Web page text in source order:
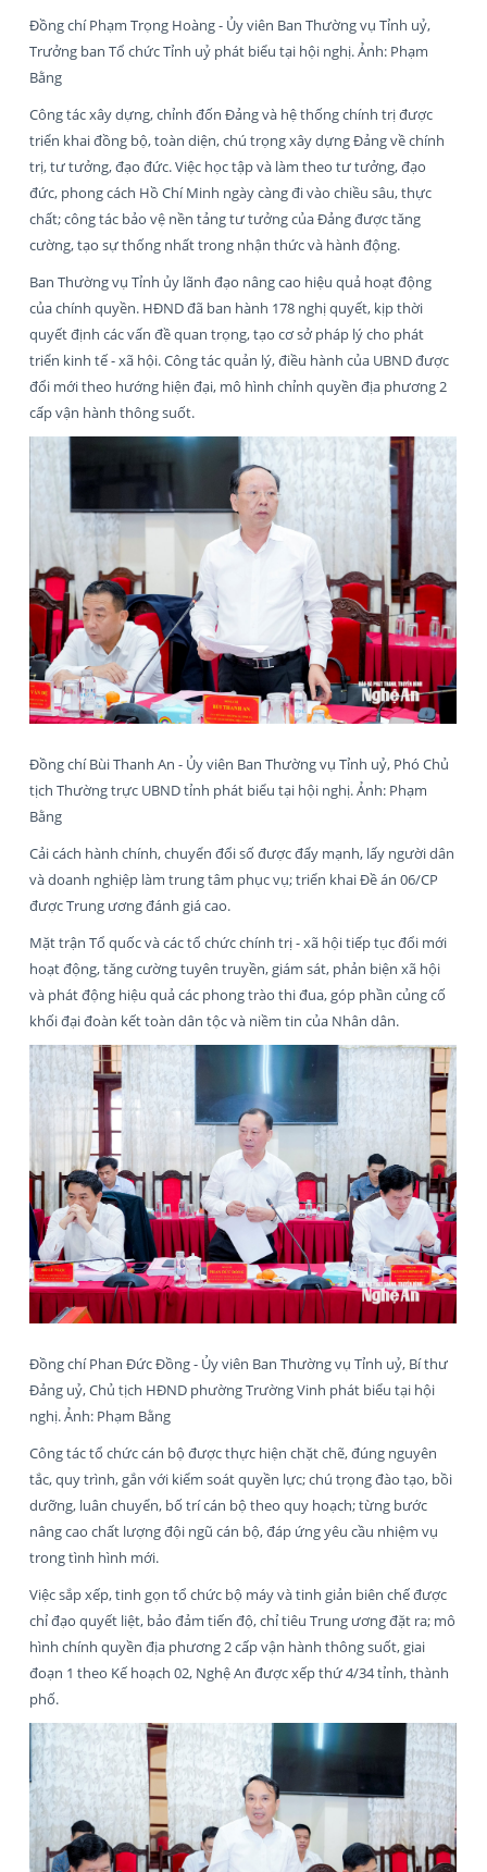
Đồng chí Phạm Trọng Hoàng - Ủy viên Ban Thường vụ Tỉnh uỷ,
Trưởng ban Tổ chức Tỉnh uỷ phát biểu tại hội nghị. Ảnh: Phạm
Bằng
Công tác xây dựng, chỉnh đốn Đảng và hệ thống chính trị được
triển khai đồng bộ, toàn diện, chú trọng xây dựng Đảng về chính
trị, tư tưởng, đạo đức. Việc học tập và làm theo tư tưởng, đạo
đức, phong cách Hồ Chí Minh ngày càng đi vào chiều sâu, thực
chất; công tác bảo vệ nền tảng tư tưởng của Đảng được tăng
cường, tạo sự thống nhất trong nhận thức và hành động.
Ban Thường vụ Tỉnh ủy lãnh đạo nâng cao hiệu quả hoạt động
của chính quyền. HĐND đã ban hành 178 nghị quyết, kịp thời
quyết định các vấn đề quan trọng, tạo cơ sở pháp lý cho phát
triển kinh tế - xã hội. Công tác quản lý, điều hành của UBND được
đổi mới theo hướng hiện đại, mô hình chỉnh quyền địa phương 2
cấp vận hành thông suốt.
Đồng chí Bùi Thanh An - Ủy viên Ban Thường vụ Tỉnh uỷ, Phó Chủ
tịch Thường trực UBND tỉnh phát biểu tại hội nghị. Ảnh: Phạm
Bằng
Cải cách hành chính, chuyển đổi số được đẩy mạnh, lấy người dân
và doanh nghiệp làm trung tâm phục vụ; triển khai Đề án 06/CP
được Trung ương đánh giá cao.
Mặt trận Tổ quốc và các tổ chức chính trị - xã hội tiếp tục đổi mới
hoạt động, tăng cường tuyên truyền, giám sát, phản biện xã hội
và phát động hiệu quả các phong trào thi đua, góp phần củng cố
khối đại đoàn kết toàn dân tộc và niềm tin của Nhân dân.
Đồng chí Phan Đức Đồng - Ủy viên Ban Thường vụ Tỉnh uỷ, Bí thư
Đảng uỷ, Chủ tịch HĐND phường Trường Vinh phát biểu tại hội
nghị. Ảnh: Phạm Bằng
Công tác tổ chức cán bộ được thực hiện chặt chẽ, đúng nguyên
tắc, quy trình, gắn với kiểm soát quyền lực; chú trọng đào tạo, bồi
dưỡng, luân chuyển, bố trí cán bộ theo quy hoạch; từng bước
nâng cao chất lượng đội ngũ cán bộ, đáp ứng yêu cầu nhiệm vụ
trong tình hình mới.
Việc sắp xếp, tinh gọn tổ chức bộ máy và tinh giản biên chế được
chỉ đạo quyết liệt, bảo đảm tiến độ, chỉ tiêu Trung ương đặt ra; mô
hình chính quyền địa phương 2 cấp vận hành thông suốt, giai
đoạn 1 theo Kế hoạch 02, Nghệ An được xếp thứ 4/34 tỉnh, thành
phố.